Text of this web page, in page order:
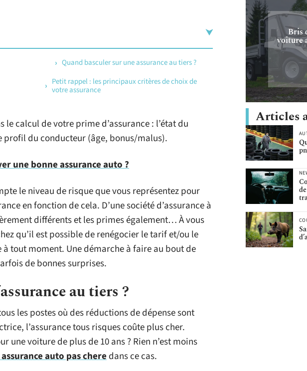
Quand basculer sur une assurance au tiers ?
Petit rappel : les principaux critères de choix de
votre assurance
calcul de votre prime d’assurance : l’état du
profil du conducteur (âge, bonus/malus).
une bonne assurance auto ?
le niveau de risque que vous représentez pour
en fonction de cela. D’une société d’assurance à
différents et les primes également… À vous
qu’il est possible de renégocier le tarif et/ou le
à tout moment. Une démarche à faire au bout de
de bonnes surprises.
au tiers ?
les postes où des réductions de dépense sont
l’assurance tous risques coûte plus cher.
une voiture de plus de 10 ans ? Rien n’est moins
auto pas cheredans ce cas.
Bris
voiture
Articles